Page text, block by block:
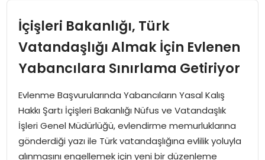
İDEAL YAŞAM
İDEAL SPOR
YAŞAM
MAGAZIN
İçişleri Bakanlığı, Türk
Vatandaşlığı Almak İçin Evlenen
Yabancılara Sınırlama Getiriyor
Evlenme Başvurularında Yabancıların Yasal Kalış
Hakkı Şartı İçişleri Bakanlığı Nüfus ve Vatandaşlık
İşleri Genel Müdürlüğü, evlendirme memurluklarına
gönderdiği yazı ile Türk vatandaşlığına evlilik yoluyla
alınmasını engellemek için yeni bir düzenleme